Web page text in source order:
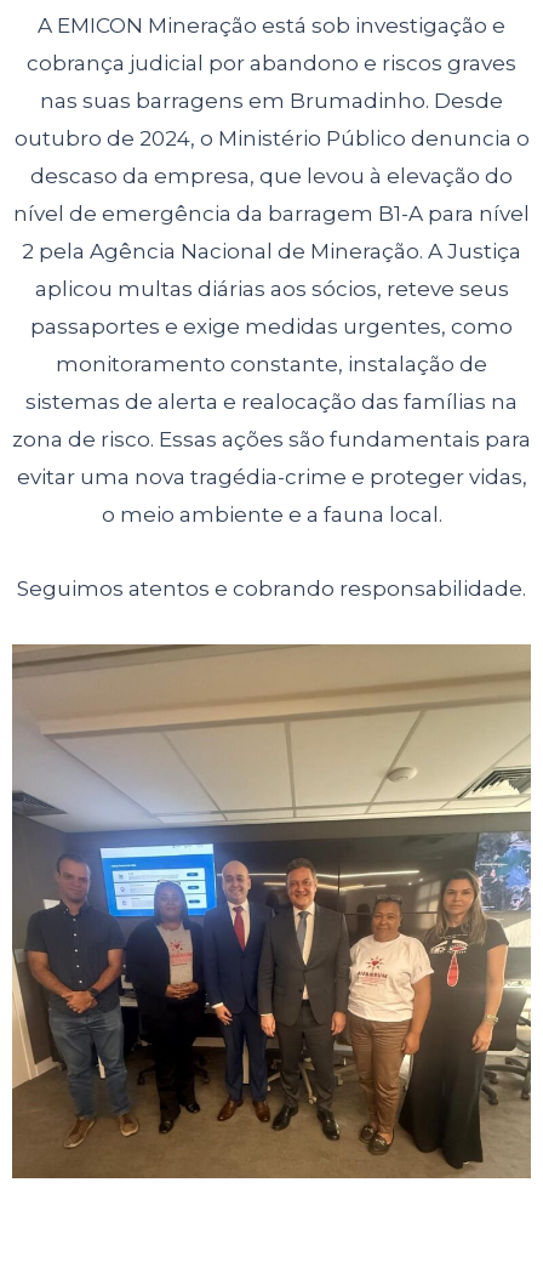
A EMICON Mineração está sob investigação e
cobrança judicial por abandono e riscos graves
nas suas barragens em Brumadinho. Desde
outubro de 2024, o Ministério Público denuncia o
descaso da empresa, que levou à elevação do
nível de emergência da barragem B1-A para nível
2 pela Agência Nacional de Mineração. A Justiça
aplicou multas diárias aos sócios, reteve seus
passaportes e exige medidas urgentes, como
monitoramento constante, instalação de
sistemas de alerta e realocação das famílias na
zona de risco. Essas ações são fundamentais para
evitar uma nova tragédia-crime e proteger vidas,
o meio ambiente e a fauna local.
Seguimos atentos e cobrando responsabilidade.